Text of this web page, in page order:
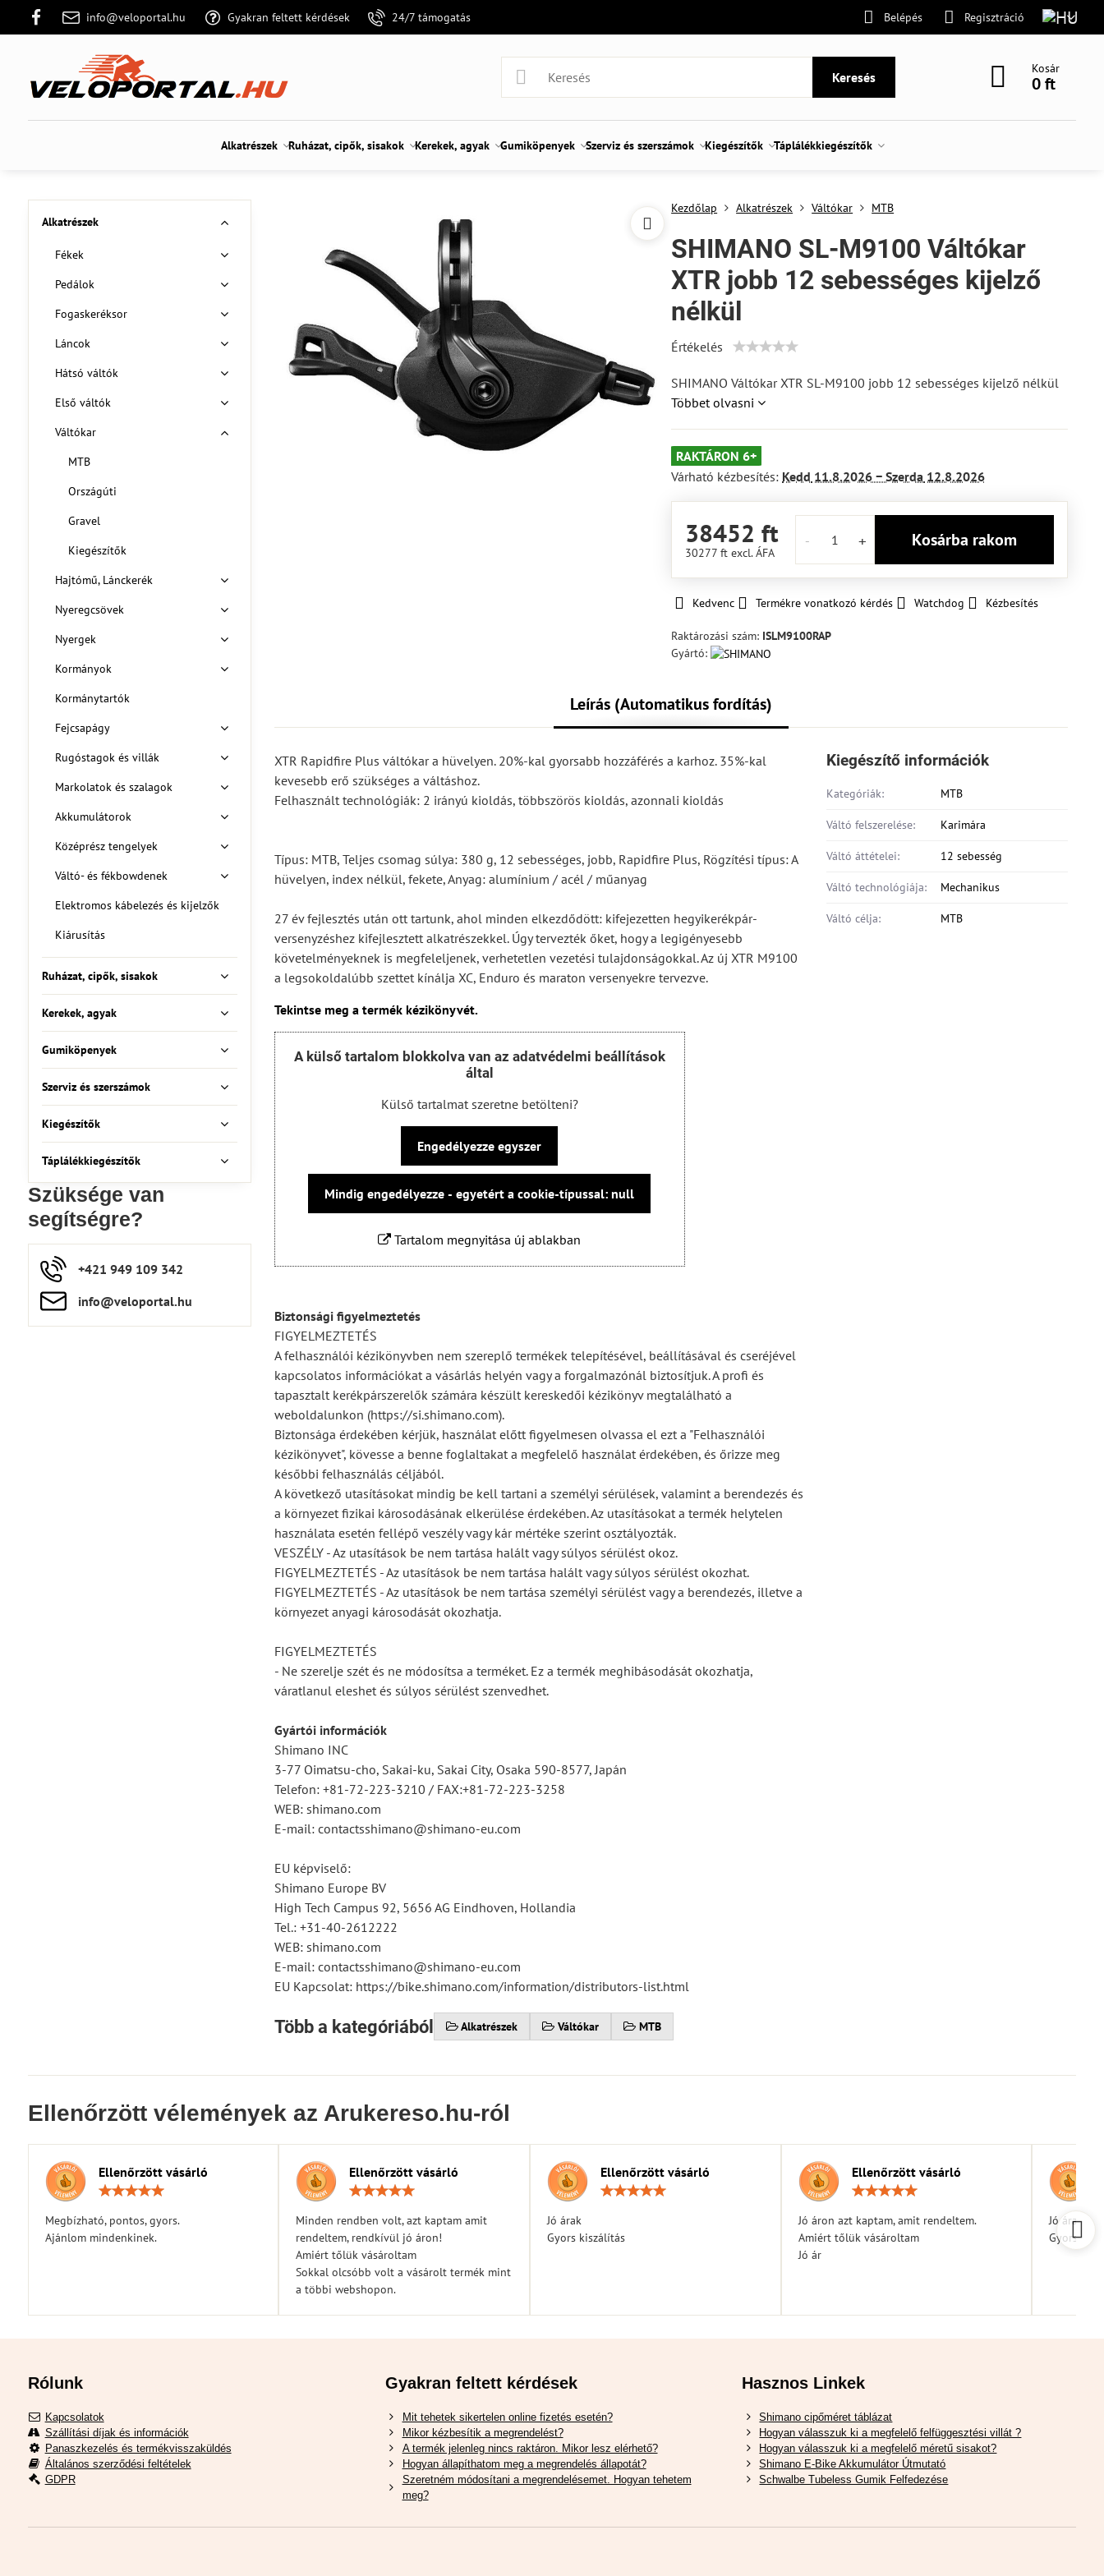
info@veloportal.hu Gyakran feltett kérdések 24/7 támogatás Belépés Regisztráció
Keresés
Kosár
0 ft
Alkatrészek Ruházat, cipők, sisakok Kerekek, agyak Gumiköpenyek Szerviz és szerszámok Kiegészítők Táplálékkiegészítők
Kezdőlap Alkatrészek Váltókar MTB
SHIMANO SL-M9100 Váltókar
XTR jobb 12 sebességes kijelző
nélkül
Értékelés
SHIMANO Váltókar XTR SL-M9100 jobb 12 sebességes kijelző nélkül
Többet olvasni
RAKTÁRON 6+
Várható kézbesítés: Kedd 11.8.2026 −Szerda 12.8.2026
38452 ft
30277 ftexcl. ÁFA
Kosárba rakom
Kedvenc Termékre vonatkozó kérdés Watchdog Kézbesítés
Raktározási szám: ISLM9100RAP
Gyártó:
Leírás (Automatikus fordítás)
XTR Rapidfire Plus váltókar a hüvelyen. 20%-kal gyorsabb hozzáférés a karhoz. 35%-kal
kevesebb erő szükséges a váltáshoz.
Felhasznált technológiák: 2 irányú kioldás, többszörös kioldás, azonnali kioldás
Típus: MTB, Teljes csomag súlya: 380 g, 12 sebességes, jobb, Rapidfire Plus, Rögzítési típus: A
hüvelyen, index nélkül, fekete, Anyag: alumínium / acél / műanyag
27 év fejlesztés után ott tartunk, ahol minden elkezdődött: kifejezetten hegyikerékpár-
versenyzéshez kifejlesztett alkatrészekkel. Úgy tervezték őket, hogy a legigényesebb
követelményeknek is megfeleljenek, verhetetlen vezetési tulajdonságokkal. Az új XTR M9100
a legsokoldalúbb szettet kínálja XC, Enduro és maraton versenyekre tervezve.
Tekintse meg a termék kézikönyvét.
A külső tartalom blokkolva van az adatvédelmi beállítások
által
Külső tartalmat szeretne betölteni?
Engedélyezze egyszer
Mindig engedélyezze - egyetért a cookie-típussal: null
Tartalom megnyitása új ablakban
Biztonsági figyelmeztetés
FIGYELMEZTETÉS
A felhasználói kézikönyvben nem szereplő termékek telepítésével, beállításával és cseréjével
kapcsolatos információkat a vásárlás helyén vagy a forgalmazónál biztosítjuk. A profi és
tapasztalt kerékpárszerelők számára készült kereskedői kézikönyv megtalálható a
weboldalunkon (https://si.shimano.com).
Biztonsága érdekében kérjük, használat előtt figyelmesen olvassa el ezt a "Felhasználói
kézikönyvet", kövesse a benne foglaltakat a megfelelő használat érdekében, és őrizze meg
későbbi felhasználás céljából.
A következő utasításokat mindig be kell tartani a személyi sérülések, valamint a berendezés és
a környezet fizikai károsodásának elkerülése érdekében. Az utasításokat a termék helytelen
használata esetén fellépő veszély vagy kár mértéke szerint osztályozták.
VESZÉLY - Az utasítások be nem tartása halált vagy súlyos sérülést okoz.
FIGYELMEZTETÉS - Az utasítások be nem tartása halált vagy súlyos sérülést okozhat.
FIGYELMEZTETÉS - Az utasítások be nem tartása személyi sérülést vagy a berendezés, illetve a
környezet anyagi károsodását okozhatja.
FIGYELMEZTETÉS
- Ne szerelje szét és ne módosítsa a terméket. Ez a termék meghibásodását okozhatja,
váratlanul eleshet és súlyos sérülést szenvedhet.
Gyártói információk
Shimano INC
3-77 Oimatsu-cho, Sakai-ku, Sakai City, Osaka 590-8577, Japán
Telefon: +81-72-223-3210 / FAX:+81-72-223-3258
WEB: shimano.com
E-mail: contactsshimano@shimano-eu.com
EU képviselő:
Shimano Europe BV
High Tech Campus 92, 5656 AG Eindhoven, Hollandia
Tel.: +31-40-2612222
WEB: shimano.com
E-mail: contactsshimano@shimano-eu.com
EU Kapcsolat: https://bike.shimano.com/information/distributors-list.html
Több a kategóriából Alkatrészek Váltókar MTB
Kiegészítő információk
Kategóriák: MTB
Váltó felszerelése: Karimára
Váltó áttételei: 12 sebesség
Váltó technológiája: Mechanikus
Váltó célja: MTB
Alkatrészek
Fékek
Pedálok
Fogaskeréksor
Láncok
Hátsó váltók
Első váltók
Váltókar
MTB
Országúti
Gravel
Kiegészítők
Hajtómű, Lánckerék
Nyeregcsövek
Nyergek
Kormányok
Kormánytartók
Fejcsapágy
Rugóstagok és villák
Markolatok és szalagok
Akkumulátorok
Középrész tengelyek
Váltó- és fékbowdenek
Elektromos kábelezés és kijelzők
Kiárusítás
Ruházat, cipők, sisakok
Kerekek, agyak
Gumiköpenyek
Szerviz és szerszámok
Kiegészítők
Táplálékkiegészítők
Szüksége van
segítségre?
+421 949 109 342
info​​@veloportal​.hu
Ellenőrzött vélemények az Arukereso.hu-ról
Ellenőrzött vásárló
Megbízható, pontos, gyors.
Ajánlom mindenkinek.
Ellenőrzött vásárló
/
5
Minden rendben volt, azt kaptam amit
rendeltem, rendkívül jó áron!
Amiért tőlük vásároltam
Sokkal olcsóbb volt a vásárolt termék mint
a többi webshopon.
Ellenőrzött vásárló
Jó árak
Gyors kiszálítás
Ellenőrzött vásárló
/
5
Jó áron azt kaptam, amit rendeltem.
Amiért tőlük vásároltam
Jó ár
Jó árak
Gyors
Rólunk
Kapcsolatok
Szállítási díjak és információk
Panaszkezelés és termékvisszaküldés
Általános szerződési feltételek
GDPR
Gyakran feltett kérdések
Mit tehetek sikertelen online fizetés esetén?
Mikor kézbesítik a megrendelést?
A termék jelenleg nincs raktáron. Mikor lesz elérhető?
Hogyan állapíthatom meg a megrendelés állapotát?
Szeretném módosítani a megrendelésemet. Hogyan tehetem
meg?
Hasznos Linkek
Shimano cipőméret táblázat
Hogyan válasszuk ki a megfelelő felfüggesztési villát ?
Hogyan válasszuk ki a megfelelő méretű sisakot?
Shimano E-Bike Akkumulátor Útmutató
Schwalbe Tubeless Gumik Felfedezése